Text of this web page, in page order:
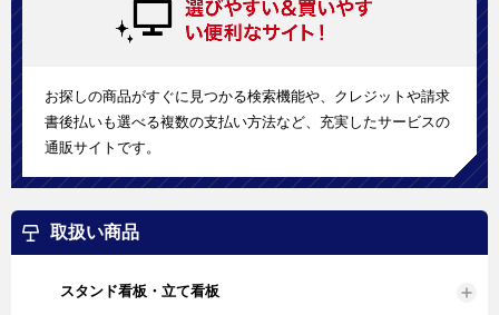
お探しの商品がすぐに見つかる検索機能や、クレジットや請求
書後払いも選べる複数の支払い方法など、充実したサービスの
通販サイトです。
取扱い商品
スタンド看板・立て看板